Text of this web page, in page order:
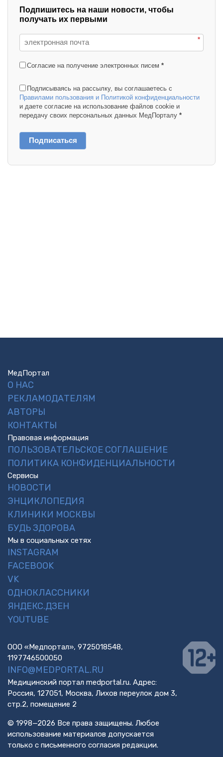
Подпишитесь на наши новости, чтобы
получать их первыми
*
Согласие на получение электронных писем *
Подписываясь на рассылку, вы соглашаетесь с
Правилами пользования и Политикой конфиденциальности
и даете согласие на использование файлов cookie и
передачу своих персональных данных МедПорталу *
Подписаться
МедПортал
О НАС
РЕКЛАМОДАТЕЛЯМ
АВТОРЫ
КОНТАКТЫ
Правовая информация
ПОЛЬЗОВАТЕЛЬСКОЕ СОГЛАШЕНИЕ
ПОЛИТИКА КОНФИДЕНЦИАЛЬНОСТИ
Сервисы
НОВОСТИ
ЭНЦИКЛОПЕДИЯ
КЛИНИКИ МОСКВЫ
БУДЬ ЗДОРОВА
Мы в социальных сетях
INSTAGRAM
FACEBOOK
VK
ОДНОКЛАССНИКИ
ЯНДЕКС.ДЗЕН
YOUTUBE
ООО «Медпортал», 9725018548,
1197746500050
INFO@MEDPORTAL.RU
Медицинский портал medportal.ru. Адрес:
Россия, 127051, Москва, Лихов переулок дом 3,
стр.2, помещение 2
© 1998—2026 Все права защищены. Любое
использование материалов допускается
только с письменного согласия редакции.